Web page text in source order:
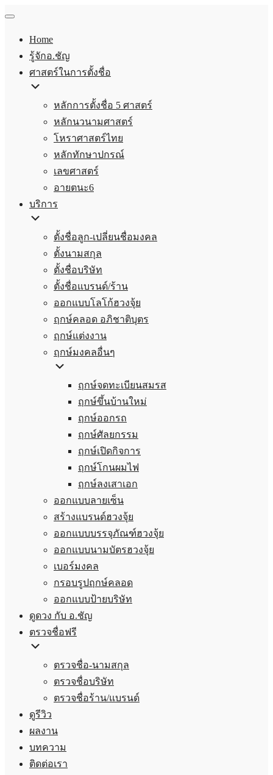
Home
รู้จักอ.ชัญ
ศาสตร์ในการตั้งชื่อ
หลักการตั้งชื่อ 5 ศาสตร์
หลักนวนามศาสตร์
โหราศาสตร์ไทย
หลักทักษาปกรณ์
เลขศาสตร์
อายตนะ6
บริการ
ตั้งชื่อลูก-เปลี่ยนชื่อมงคล
ตั้งนามสกุล
ตั้งชื่อบริษัท
ตั้งชื่อแบรนด์/ร้าน
ออกแบบโลโก้ฮวงจุ้ย
ฤกษ์คลอด อภิชาติบุตร
ฤกษ์แต่งงาน
ฤกษ์มงคลอื่นๆ
ฤกษ์จดทะเบียนสมรส
ฤกษ์ขึ้นบ้านใหม่
ฤกษ์ออกรถ
ฤกษ์ศัลยกรรม
ฤกษ์เปิดกิจการ
ฤกษ์โกนผมไฟ
ฤกษ์ลงเสาเอก
ออกแบบลายเซ็น
สร้างแบรนด์ฮวงจุ้ย
ออกแบบบรรจุภัณฑ์ฮวงจุ้ย
ออกแบบนามบัตรฮวงจุ้ย
เบอร์มงคล
กรอบรูปฤกษ์คลอด
ออกแบบป้ายบริษัท
ดูดวง กับ อ.ชัญ
ตรวจชื่อฟรี
ตรวจชื่อ-นามสกุล
ตรวจชื่อบริษัท
ตรวจชื่อร้าน/แบรนด์
ดูรีวิว
ผลงาน
บทความ
ติดต่อเรา